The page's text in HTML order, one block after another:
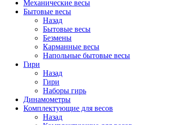
Механические весы
Бытовые весы
Назад
Бытовые весы
Безмены
Карманные весы
Напольные бытовые весы
Гири
Назад
Гири
Наборы гирь
Динамометры
Комплектующие для весов
Назад